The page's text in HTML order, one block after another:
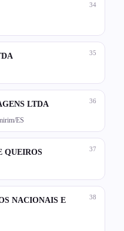
34
35
36
LTDA
ES
37
QUEIROS
38
NACIONAIS E